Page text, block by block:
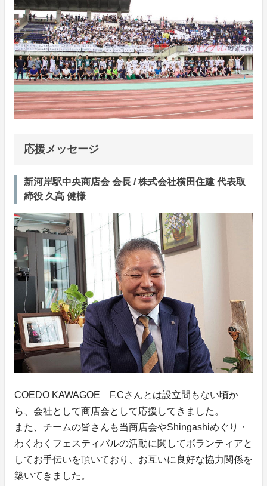
応援メッセージ
新河岸駅中央商店会 会長 / 株式会社横田住建 代表取
締役 久高 健様
COEDO KAWAGOE F.Cさんとは設立間もない頃か
ら、会社として商店会として応援してきました。
また、チームの皆さんも当商店会やShingashiめぐり・
わくわくフェスティバルの活動に関してボランティアと
してお手伝いを頂いており、お互いに良好な協力関係を
築いてきました。